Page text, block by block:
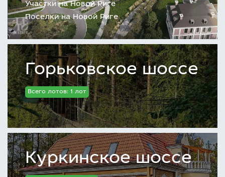
Участки на Новой Риге
Поселки на Новой Риге
Горьковское шоссе
Всего лотов: 1 лот
Куркинское шоссе